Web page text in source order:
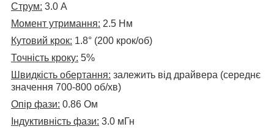
Струм: 3.0 А
Момент утримання: 2.5 Нм
Кутовий крок: 1.8° (200 крок/об)
Точність кроку: 5%
Швидкість обертання: залежить від драйвера (середнє
значення 700-800 об/хв)
Опір фази: 0.86 Ом
Індуктивність фази: 3.0 мГн